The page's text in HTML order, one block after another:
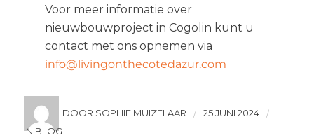
Voor meer informatie over
nieuwbouwproject in Cogolin kunt u
contact met ons opnemen via
info@livingonthecotedazur.com
DOOR SOPHIE MUIZELAAR / 25 JUNI 2024
/
IN BLOG